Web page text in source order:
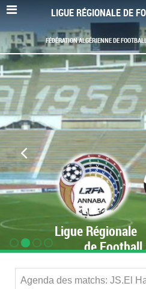
LIGUE RÉGIONALE DE
Ligue Régionale
de Football
Agenda des matchs: JS.El